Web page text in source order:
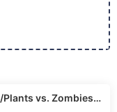
/Plants vs. Zombies: